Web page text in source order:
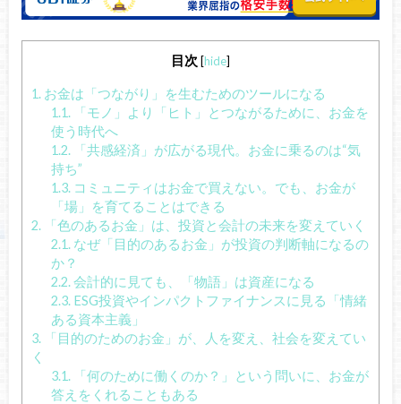
目次 [hide]
1.お金は「つながり」を生むためのツールになる
1.1.「モノ」より「ヒト」とつながるために、お金を
使う時代へ
1.2.「共感経済」が広がる現代。お金に乗るのは“気
持ち”
1.3.コミュニティはお金で買えない。でも、お金が
「場」を育てることはできる
2.「色のあるお金」は、投資と会計の未来を変えていく
2.1.なぜ「目的のあるお金」が投資の判断軸になるの
か？
2.2.会計的に見ても、「物語」は資産になる
2.3.ESG投資やインパクトファイナンスに見る「情緒
ある資本主義」
3.「目的のためのお金」が、人を変え、社会を変えてい
く
3.1.「何のために働くのか？」という問いに、お金が
答えをくれることもある